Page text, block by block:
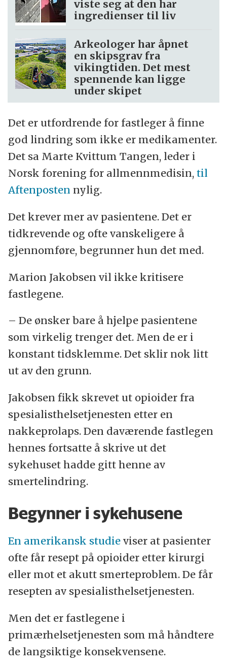
viste seg at den har
ingredienser til liv
Arkeologer har åpnet
en skipsgrav fra
vikingtiden. Det mest
spennende kan ligge
under skipet
Det er utfordrende for fastleger å finne
god lindring som ikke er medikamenter.
Det sa Marte Kvittum Tangen, leder i
Norsk forening for allmennmedisin, til
Aftenposten nylig.
Det krever mer av pasientene. Det er
tidkrevende og ofte vanskeligere å
gjennomføre, begrunner hun det med.
Marion Jakobsen vil ikke kritisere
fastlegene.
– De ønsker bare å hjelpe pasientene
som virkelig trenger det. Men de er i
konstant tidsklemme. Det sklir nok litt
ut av den grunn.
Jakobsen fikk skrevet ut opioider fra
spesialisthelsetjenesten etter en
nakkeprolaps. Den daværende fastlegen
hennes fortsatte å skrive ut det
sykehuset hadde gitt henne av
smertelindring.
Begynner i sykehusene
En amerikansk studie viser at pasienter
ofte får resept på opioider etter kirurgi
eller mot et akutt smerteproblem. De får
resepten av spesialisthelsetjenesten.
Men det er fastlegene i
primærhelsetjenesten som må håndtere
de langsiktige konsekvensene.